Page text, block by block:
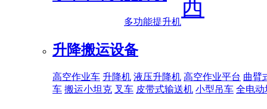
多功能提升机
升降搬运设备
高空作业车 升降机 液压升降机 高空作业平台 曲臂
车 搬运小坦克 叉车 皮带式输送机 小型吊车 全电动
西